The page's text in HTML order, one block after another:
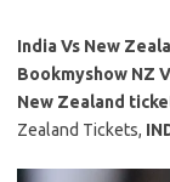
India Vs New
Bookmyshow NZ
New Zealand
Zealand Tickets,